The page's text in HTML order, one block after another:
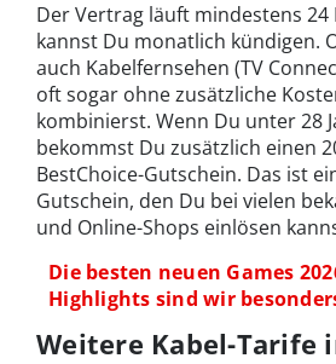
Der Vertrag läuft mindestens 24
kannst Du monatlich kündigen.
auch Kabelfernsehen (TV
oft sogar ohne zusätzliche
kombinierst. Wenn Du unter 28
bekommst Du zusätzlich einen
BestChoice-Gutschein. Das ist
Gutschein, den Du bei vielen
und Online-Shops einlösen
Die besten neuen Games
Highlights sind wir
Weitere Kabel-Tarife